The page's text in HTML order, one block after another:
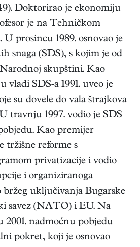
). Doktorirao je ekonomiju
je na Tehničkom
prosincu 1989. osnovao je
snaga (SDS), s kojim je od
skupštini. Kao
vladi SDS-a 1991. uveo je
su dovele do vala štrajkova
travnju 1997. vodio je SDS
Kao premijer
tržišne reforme s
privatizacije i vodio
i organiziranoga
uključivanja Bugarske
savez (NATO) i EU. Na
nadmoćnu pobjedu
pokret, koji je osnovao